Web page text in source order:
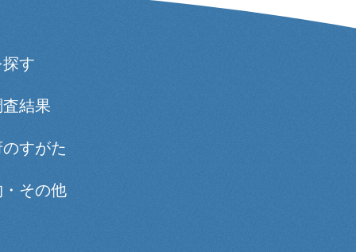
す
結果
すがた
その他